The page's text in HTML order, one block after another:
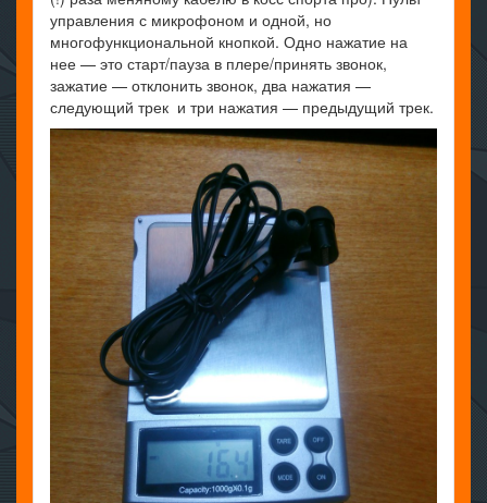
управления с микрофоном и одной, но
многофункциональной кнопкой. Одно нажатие на
нее — это старт/пауза в плере/принять звонок,
зажатие — отклонить звонок, два нажатия —
следующий трек и три нажатия — предыдущий трек.